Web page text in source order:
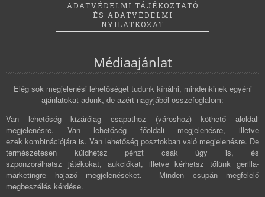
ADATVÉDELMI TÁJÉKOZTATÓ
ÉS ADATVÉDELMI
NYILATKOZAT
Médiaajánlat
Elég sok megjelenési lehetőséget tudunk kínálni, mindenkinek egyéni
ajánlatokat adunk, de azért nagyjából összefoglalom:
Van lehetőség kizárólag csapathoz (városhoz) köthető aloldali
megjelenésre. Van lehetőség főoldali megjelenésre, illetve
ezek kombinációjára is. Van lehetőség posztokban való megjelenésre. De
természetesen küldhetsz pénzt csak úgy is, és
szponzorálhatsz játékokat, aukciókat, illetve kérhetsz tőlünk gerilla-
marketingre hajazó megjelenéseket. Minden csupán megfelelő
megbeszélés kérdése.